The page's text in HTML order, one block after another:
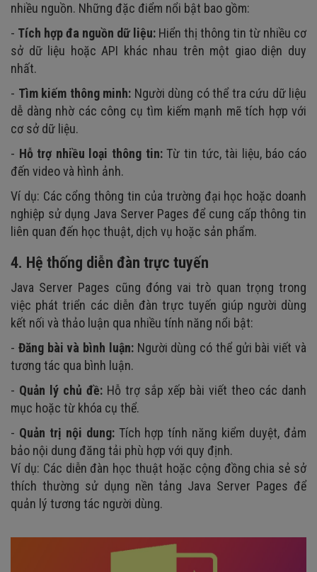
nhiều nguồn. Những đặc điểm nổi bật bao gồm:
- Tích hợp đa nguồn dữ liệu: Hiển thị thông tin từ nhiều cơ
sở dữ liệu hoặc API khác nhau trên một giao diện duy
nhất.
- Tìm kiếm thông minh: Người dùng có thể tra cứu dữ liệu
dễ dàng nhờ các công cụ tìm kiếm mạnh mẽ tích hợp với
cơ sở dữ liệu.
- Hỗ trợ nhiều loại thông tin:Từ tin tức, tài liệu, báo cáo
đến video và hình ảnh.
Ví dụ: Các cổng thông tin của trường đại học hoặc doanh
nghiệp sử dụng Java Server Pages để cung cấp thông tin
liên quan đến học thuật, dịch vụ hoặc sản phẩm.
4. Hệ thống diễn đàn trực tuyến
Java Server Pages cũng đóng vai trò quan trọng trong
việc phát triển các diễn đàn trực tuyến giúp người dùng
kết nối và thảo luận qua nhiều tính năng nổi bật:
- Đăng bài và bình luận:Người dùng có thể gửi bài viết và
tương tác qua bình luận.
- Quản lý chủ đề: Hỗ trợ sắp xếp bài viết theo các danh
mục hoặc từ khóa cụ thể.
- Quản trị nội dung:Tích hợp tính năng kiểm duyệt, đảm
bảo nội dung đăng tải phù hợp với quy định.
Ví dụ: Các diễn đàn học thuật hoặc cộng đồng chia sẻ sở
thích thường sử dụng nền tảng Java Server Pages để
quản lý tương tác người dùng.